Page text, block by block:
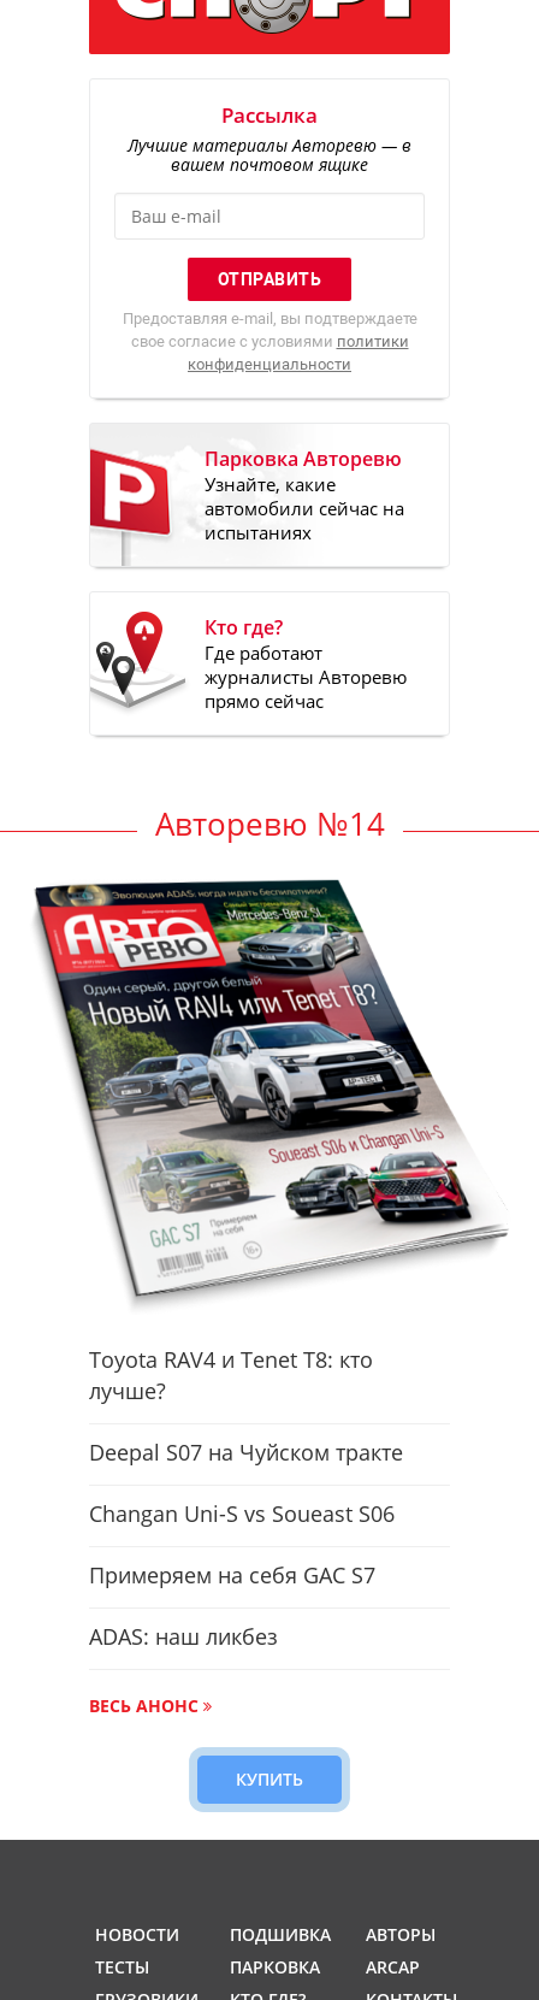
Рассылка
Лучшие материалы Авторевю — в
вашем почтовом ящике
Предоставляя e-mail, вы подтверждаете
свое согласие с условиями политики
конфиденциальности
Парковка Авторевю
Узнайте, какие
автомобили сейчас на
испытаниях
Кто где?
Где работают
журналисты Авторевю
прямо сейчас
Авторевю №14
Toyota RAV4 и Tenet T8: кто
лучше?
Deepal S07 на Чуйском тракте
Changan Uni-S vs Soueast S06
Примеряем на себя GAC S7
ADAS: наш ликбез
ВЕСЬ АНОНС
КУПИТЬ
НОВОСТИ
ТЕСТЫ
ПОДШИВКА
ПАРКОВКА
АВТОРЫ
ARCAP